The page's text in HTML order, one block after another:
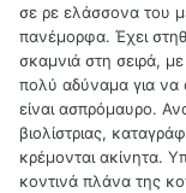
σε ρε ελάσσονα του
πανέμορφα. Έχει
σκαμνιά στη σειρά,
πολύ αδύναμα για να
είναι ασπρόμαυρο.
βιολίστριας,
κρέμονται ακίνητα.
κοντινά πλάνα της